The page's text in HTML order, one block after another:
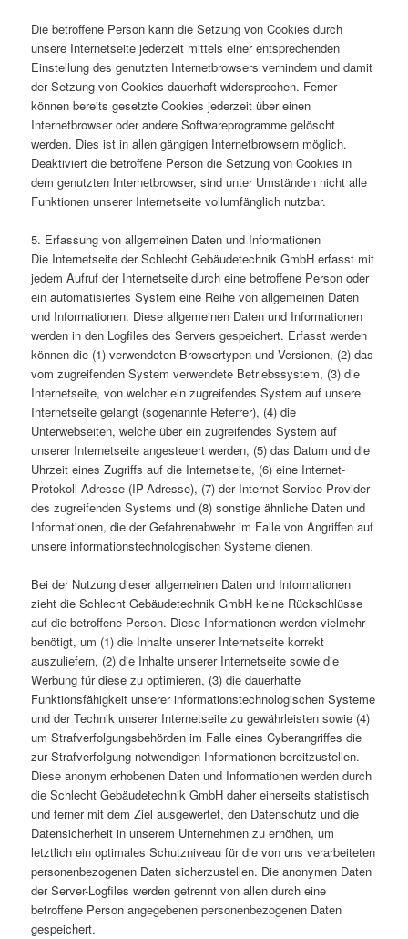
Die betroffene Person kann die Setzung von Cookies durch
unsere Internetseite jederzeit mittels einer entsprechenden
Einstellung des genutzten Internetbrowsers verhindern und damit
der Setzung von Cookies dauerhaft widersprechen. Ferner
können bereits gesetzte Cookies jederzeit über einen
Internetbrowser oder andere Softwareprogramme gelöscht
werden. Dies ist in allen gängigen Internetbrowsern möglich.
Deaktiviert die betroffene Person die Setzung von Cookies in
dem genutzten Internetbrowser, sind unter Umständen nicht alle
Funktionen unserer Internetseite vollumfänglich nutzbar.
5. Erfassung von allgemeinen Daten und Informationen
Die Internetseite der Schlecht Gebäudetechnik GmbH erfasst mit
jedem Aufruf der Internetseite durch eine betroffene Person oder
ein automatisiertes System eine Reihe von allgemeinen Daten
und Informationen. Diese allgemeinen Daten und Informationen
werden in den Logfiles des Servers gespeichert. Erfasst werden
können die (1) verwendeten Browsertypen und Versionen, (2) das
vom zugreifenden System verwendete Betriebssystem, (3) die
Internetseite, von welcher ein zugreifendes System auf unsere
Internetseite gelangt (sogenannte Referrer), (4) die
Unterwebseiten, welche über ein zugreifendes System auf
unserer Internetseite angesteuert werden, (5) das Datum und die
Uhrzeit eines Zugriffs auf die Internetseite, (6) eine Internet-
Protokoll-Adresse (IP-Adresse), (7) der Internet-Service-Provider
des zugreifenden Systems und (8) sonstige ähnliche Daten und
Informationen, die der Gefahrenabwehr im Falle von Angriffen auf
unsere informationstechnologischen Systeme dienen.
Bei der Nutzung dieser allgemeinen Daten und Informationen
zieht die Schlecht Gebäudetechnik GmbH keine Rückschlüsse
auf die betroffene Person. Diese Informationen werden vielmehr
benötigt, um (1) die Inhalte unserer Internetseite korrekt
auszuliefern, (2) die Inhalte unserer Internetseite sowie die
Werbung für diese zu optimieren, (3) die dauerhafte
Funktionsfähigkeit unserer informationstechnologischen Systeme
und der Technik unserer Internetseite zu gewährleisten sowie (4)
um Strafverfolgungsbehörden im Falle eines Cyberangriffes die
zur Strafverfolgung notwendigen Informationen bereitzustellen.
Diese anonym erhobenen Daten und Informationen werden durch
die Schlecht Gebäudetechnik GmbH daher einerseits statistisch
und ferner mit dem Ziel ausgewertet, den Datenschutz und die
Datensicherheit in unserem Unternehmen zu erhöhen, um
letztlich ein optimales Schutzniveau für die von uns verarbeiteten
personenbezogenen Daten sicherzustellen. Die anonymen Daten
der Server-Logfiles werden getrennt von allen durch eine
betroffene Person angegebenen personenbezogenen Daten
gespeichert.